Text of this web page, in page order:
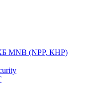
MNB (NPP, КНР)